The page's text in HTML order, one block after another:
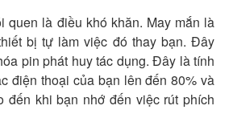
quen là điều khó khăn. May mắn là
bị tự làm việc đó thay bạn. Đây
pin phát huy tác dụng. Đây là tính
điện thoại của bạn lên đến 80% và
đến khi bạn nhớ đến việc rút phích